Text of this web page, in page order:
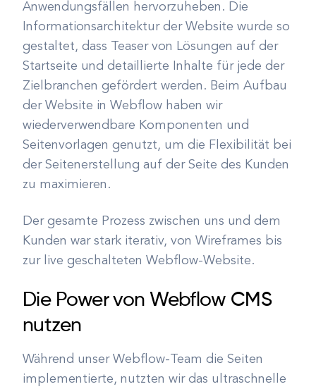
Anwendungsfällen hervorzuheben. Die
Informationsarchitektur der Website wurde so
gestaltet, dass Teaser von Lösungen auf der
Startseite und detaillierte Inhalte für jede der
Zielbranchen gefördert werden. Beim Aufbau
der Website in Webflow haben wir
wiederverwendbare Komponenten und
Seitenvorlagen genutzt, um die Flexibilität bei
der Seitenerstellung auf der Seite des Kunden
zu maximieren.
Der gesamte Prozess zwischen uns und dem
Kunden war stark iterativ, von Wireframes bis
zur live geschalteten Webflow-Website.
Die Power von Webflow CMS
nutzen
Während unser Webflow-Team die Seiten
implementierte, nutzten wir das ultraschnelle